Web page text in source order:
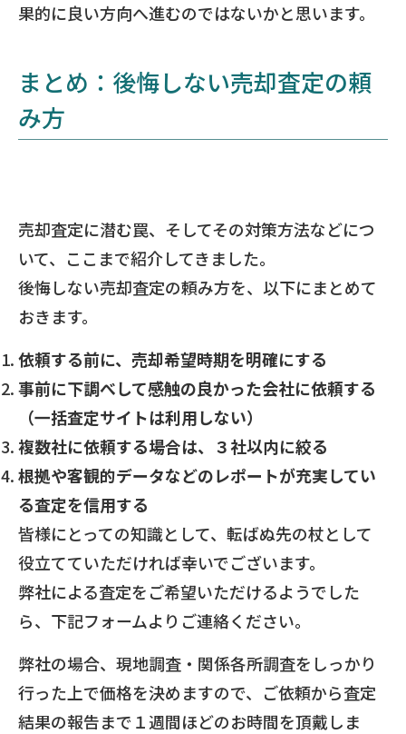
果的に良い方向へ進むのではないかと思います。
まとめ：後悔しない売却査定の頼
み方
売却査定に潜む罠、そしてその対策方法などにつ
いて、ここまで紹介してきました。
後悔しない売却査定の頼み方を、以下にまとめて
おきます。
依頼する前に、売却希望時期を明確にする
事前に下調べして感触の良かった会社に依頼する
（一括査定サイトは利用しない）
複数社に依頼する場合は、３社以内に絞る
根拠や客観的データなどのレポートが充実してい
る査定を信用する
皆様にとっての知識として、転ばぬ先の杖として
役立てていただければ幸いでございます。
弊社による査定をご希望いただけるようでした
ら、下記フォームよりご連絡ください。
弊社の場合、現地調査・関係各所調査をしっかり
行った上で価格を決めますので、ご依頼から査定
結果の報告まで１週間ほどのお時間を頂戴しま